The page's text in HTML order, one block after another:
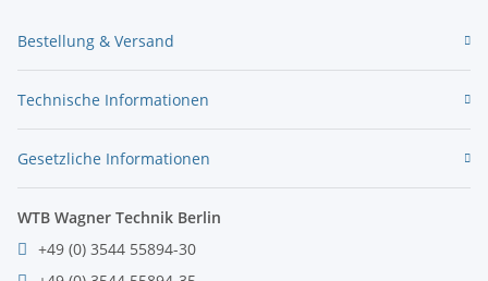
Bestellung & Versand
Technische Informationen
Gesetzliche Informationen
WTB Wagner Technik Berlin
+49 (0) 3544 55894-30